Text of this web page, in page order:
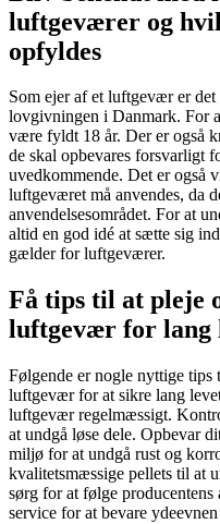
luftgeværer og
opfyldes
Som ejer af et luftgevær er
lovgivningen i Danmark. For
være fyldt 18 år. Der er også
de skal opbevares forsvarligt
uvedkommende. Det er også
luftgeværet må anvendes, da
anvendelsesområdet. For at
altid en god idé at sætte sig
gælder for luftgeværer.
Få tips til at pleje
luftgevær for lang
Følgende er nogle nyttige
luftgevær for at sikre lang
luftgevær regelmæssigt.
at undgå løse dele. Opbevar
miljø for at undgå rust og
kvalitetsmæssige pellets til at
sørg for at følge
service for at bevare